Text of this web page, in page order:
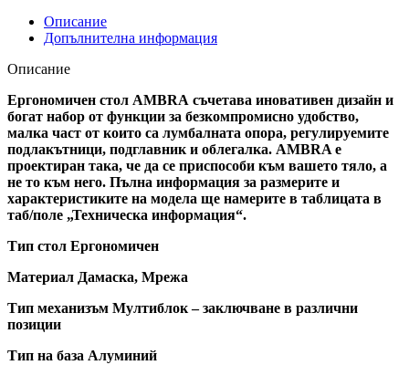
Описание
Допълнителна информация
Описание
Ергономичен стол AMBRA съчетава иновативен дизайн и
богат набор от функции за безкомпромисно удобство,
малка част от които са лумбалната опора, регулируемите
подлакътници, подглавник и облегалка. AMBRA е
проектиран така, че да се приспособи към вашето тяло, а
не то към него. Пълна информация за размерите и
характеристиките на модела ще намерите в таблицата в
таб/поле „Техническа информация“.
Тип стол Ергономичен
Материал Дамаска, Мрежа
Тип механизъм Мултиблок – заключване в различни
позиции
Тип на база Алуминий